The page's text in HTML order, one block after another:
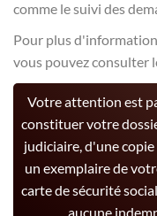
comme le suivi des
Pour plus
vous pouvez consulter
Votre attention est
constituer votre
judiciaire, d'une
un exemplaire de
carte de sécurité
aucune